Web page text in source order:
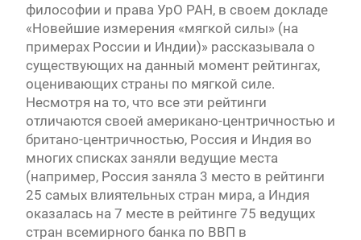
философии и права УрО РАН, в своем докладе
«Новейшие измерения «мягкой силы» (на
примерах России и Индии)» рассказывала о
существующих на данный момент рейтингах,
оценивающих страны по мягкой силе.
Несмотря на то, что все эти рейтинги
отличаются своей американо-центричностью и
британо-центричностью, Россия и Индия во
многих списках заняли ведущие места
(например, Россия заняла 3 место в рейтинги
25 самых влиятельных стран мира, а Индия
оказалась на 7 месте в рейтинге 75 ведущих
стран всемирного банка по ВВП в